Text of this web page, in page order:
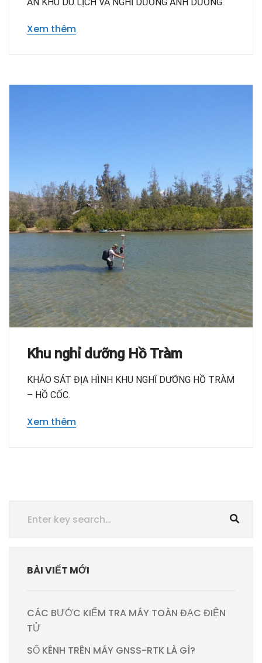
Xem thêm
Khu nghỉ dưỡng Hồ Tràm
KHẢO SÁT ĐỊA HÌNH KHU NGHĨ DƯỠNG HỒ TRÀM
– HỒ CỐC.
Xem thêm
BÀI VIẾT MỚI
CÁC BƯỚC KIỂM TRA MÁY TOÀN ĐẠC ĐIỆN
TỬ
SỐ KÊNH TRÊN MÁY GNSS-RTK LÀ GÌ?